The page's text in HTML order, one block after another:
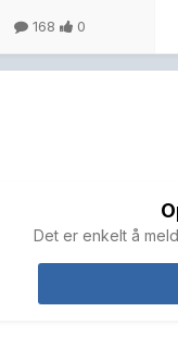
168 0
Det er enkelt å